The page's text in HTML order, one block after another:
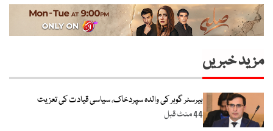
مزید خبریں
بیرسٹر گوہر کی والدہ سپردخاک، سیاسی قیادت کی تعزیت
44 منٹ قبل